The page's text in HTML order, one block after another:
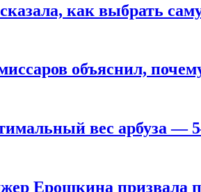
как выбрать
объяснил,
вес арбуза —
Ерошкина призвала